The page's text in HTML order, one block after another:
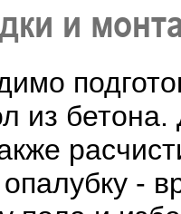
и
из
опалубку -